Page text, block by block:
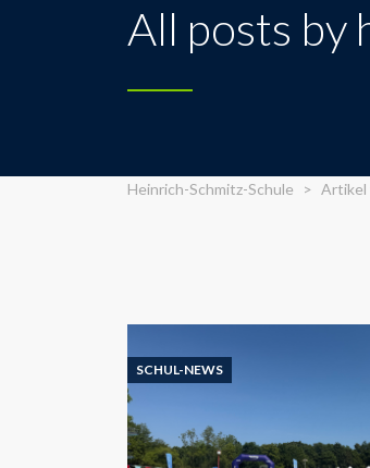
All posts by
Heinrich-Schmitz-Schule > Artikel
SCHUL-NEWS